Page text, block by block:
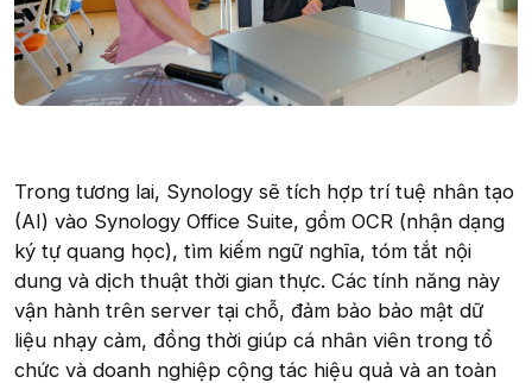
Trong tương lai, Synology sẽ tích hợp trí tuệ nhân tạo
(AI) vào Synology Office Suite, gồm OCR (nhận dạng
ký tự quang học), tìm kiếm ngữ nghĩa, tóm tắt nội
dung và dịch thuật thời gian thực. Các tính năng này
vận hành trên server tại chỗ, đảm bảo bảo mật dữ
liệu nhạy cảm, đồng thời giúp cá nhân viên trong tổ
chức và doanh nghiệp cộng tác hiệu quả và an toàn